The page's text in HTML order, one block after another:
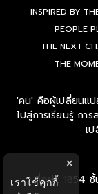
INSPIRED BY
PEOPLE
THE NEXT
THE
'คน' คือผู้เปลี่ยนแป
ไปสู่การเรียนรู้ กา
เ
ที่อยู่ : 1854 ชั้
×
เราใช้คุกกี้